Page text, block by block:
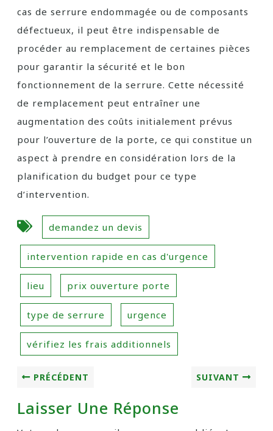
cas de serrure endommagée ou de composants
défectueux, il peut être indispensable de
procéder au remplacement de certaines pièces
pour garantir la sécurité et le bon
fonctionnement de la serrure. Cette nécessité
de remplacement peut entraîner une
augmentation des coûts initialement prévus
pour l’ouverture de la porte, ce qui constitue un
aspect à prendre en considération lors de la
planification du budget pour ce type
d’intervention.
demandez un devis
intervention rapide en cas d'urgence
lieu prix ouverture porte
type de serrure urgence
vérifiez les frais additionnels
PRÉCÉDENT SUIVANT
Laisser Une Réponse